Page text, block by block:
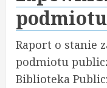
Raport o stanie
podmiotu
Biblioteka